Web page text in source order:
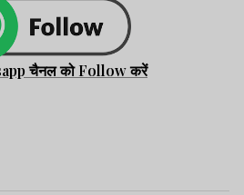
चैनल को Follow करें